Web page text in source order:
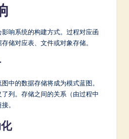
响系统的构建方式。过程对应函
储对应表、文件或对象存储。
中的数据存储将成为模式蓝图。
列。存储之间的关系（由过程中
。